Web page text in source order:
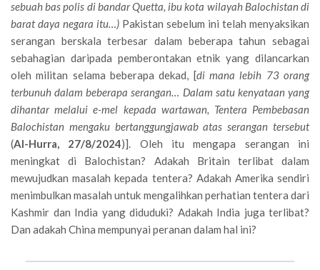
sebuah bas polis di bandar Quetta, ibu kota wilayah Balochistan di
barat daya negara itu…) Pakistan sebelum ini telah menyaksikan
serangan berskala terbesar dalam beberapa tahun sebagai
sebahagian daripada pemberontakan etnik yang dilancarkan
oleh militan selama beberapa dekad, [di mana lebih 73 orang
terbunuh dalam beberapa serangan… Dalam satu kenyataan yang
dihantar melalui e-mel kepada wartawan, Tentera Pembebasan
Balochistan mengaku bertanggungjawab atas serangan tersebut
(Al-Hurra, 27/8/2024)]. Oleh itu mengapa serangan ini
meningkat di Balochistan? Adakah Britain terlibat dalam
mewujudkan masalah kepada tentera? Adakah Amerika sendiri
menimbulkan masalah untuk mengalihkan perhatian tentera dari
Kashmir dan India yang diduduki? Adakah India juga terlibat?
Dan adakah China mempunyai peranan dalam hal ini?